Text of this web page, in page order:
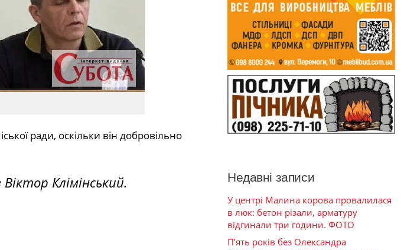
ради, оскільки він добровільно
Клімінський. Недавні записи
У центрі Малина корова провалилася
в люк: бетон різали, арматуру
відгинали три години. ФОТО
П’ять років без Олександра